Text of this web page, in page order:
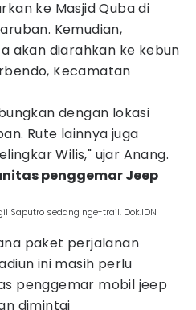
ke Masjid Quba di
Kemudian,
akan diarahkan ke kebun
Kecamatan
dengan lokasi
Rute lainnya juga
Wilis," ujar Anang.
penggemar Jeep
Saputro sedang nge-trail. Dok.IDN
paket perjalanan
ini masih perlu
penggemar mobil jeep
dimintai